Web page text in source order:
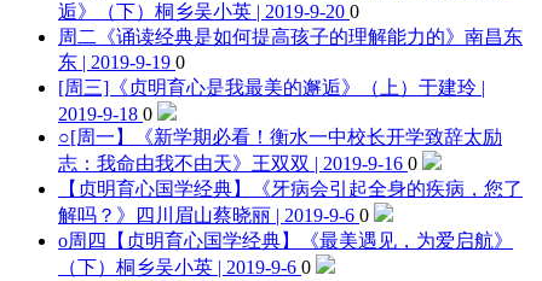
逅》（下） 桐乡吴小英 | 2019-9-20 0
周二《诵读经典是如何提高孩子的理解能力的》 南昌东
东 | 2019-9-19 0
[周三]《贞明育心是我最美的邂逅》（上） 于建玲 |
2019-9-18 0
○[周一】《新学期必看！衡水一中校长开学致辞太励
志：我命由我不由天》 王双双 | 2019-9-16 0
【贞明育心国学经典】《牙病会引起全身的疾病，您了
解吗？》
四川眉山蔡晓丽 | 2019-9-6 0
o周四【贞明育心国学经典】《最美遇见，为爱启航》
（下） 桐乡吴小英 | 2019-9-6 0